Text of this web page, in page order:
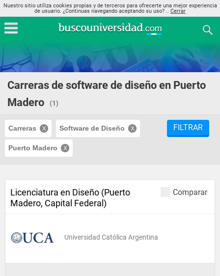
Nuestro sitio utiliza cookies propias y de terceros para ofrecerte una mejor experiencia
de usuario. ¿Continuas navegando aceptando su uso? .. Cerrar
Carreras de software de diseño en Puerto
Madero
(1)
Carreras Software de Diseño
Puerto Madero
FILTRAR
Comparar
Licenciatura en Diseño (Puerto
Madero, Capital Federal)
Universidad Católica Argentina